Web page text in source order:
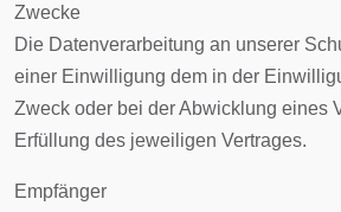
Zwecke
Die Datenverarbeitung an unserer
einer Einwilligung dem in der
Zweck oder bei der Abwicklung eines
Erfüllung des jeweiligen Vertrages.
Empfänger